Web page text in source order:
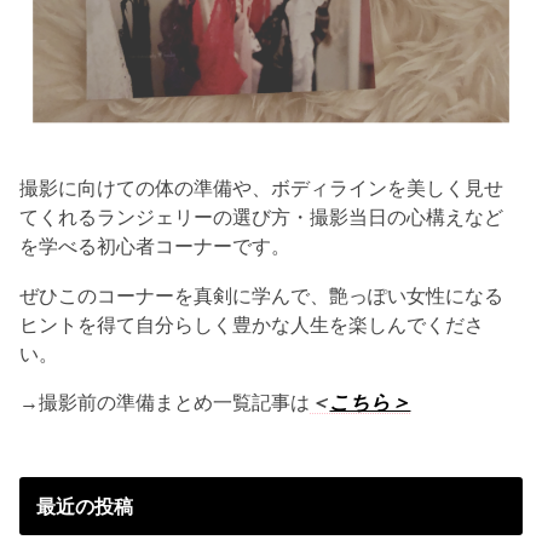
撮影に向けての体の準備や、ボディラインを美しく見せ
てくれるランジェリーの選び方・撮影当日の心構えなど
を学べる初心者コーナーです。
ぜひこのコーナーを真剣に学んで、艶っぽい女性になる
ヒントを得て自分らしく豊かな人生を楽しんでくださ
い。
→撮影前の準備まとめ一覧記事は ＜こちら＞
最近の投稿